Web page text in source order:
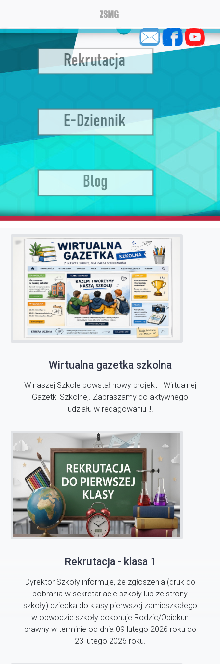
Wirtualna gazetka szkolna
W naszej Szkole powstał nowy projekt - Wirtualnej
Gazetki Szkolnej. Zapraszamy do aktywnego
udziału w redagowaniu !!!
Rekrutacja - klasa 1
Dyrektor Szkoły informuje, że zgłoszenia (druk do
pobrania w sekretariacie szkoły lub ze strony
szkoły) dziecka do klasy pierwszej zamieszkałego
w obwodzie szkoły dokonuje Rodzic/Opiekun
prawny w terminie od dnia 09 lutego 2026 roku do
23 lutego 2026 roku.